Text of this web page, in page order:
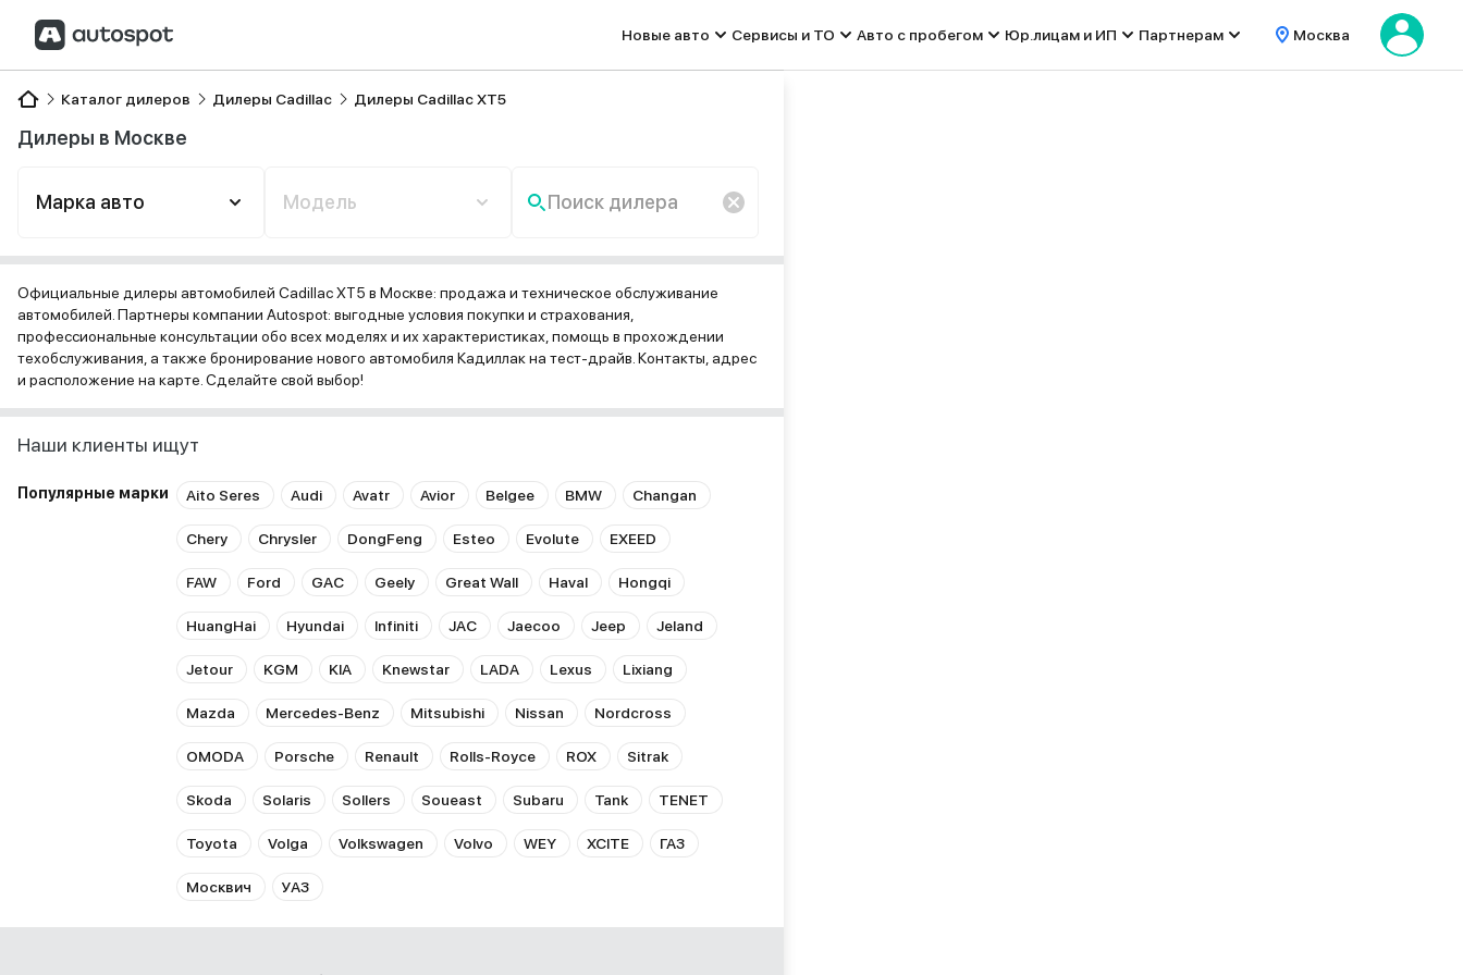
Новые авто Сервисы и ТО Авто с пробегом Юр.лицам и ИП Партнерам Москва
Каталог дилеров Дилеры Cadillac Дилеры Cadillac XT5
Дилеры в Москве
Марка авто Модель Поиск дилера
По запросу «» ничего не
Официальные дилеры автомобилей Cadillac XT5 в Москве: продажа и техническое обслуживание
автомобилей. Партнеры компании Autospot: выгодные условия покупки и страхования,
профессиональные консультации обо всех моделях и их характеристиках, помощь в прохождении
техобслуживания, а также бронирование нового автомобиля Кадиллак на тест-драйв. Контакты, адрес
и расположение на карте. Сделайте свой выбор!
Наши клиенты ищут
Популярные марки Aito Seres Audi Avatr Avior Belgee BMW Changan
Chery Chrysler DongFeng Esteo Evolute EXEED
FAW Ford GAC Geely Great Wall Haval Hongqi
HuangHai Hyundai Infiniti JAC Jaecoo Jeep Jeland
Jetour KGM KIA Knewstar LADA Lexus Lixiang
Mazda Mercedes-Benz Mitsubishi Nissan Nordcross
OMODA Porsche Renault Rolls-Royce ROX Sitrak
Skoda Solaris Sollers Soueast Subaru Tank TENET
Toyota Volga Volkswagen Volvo WEY XCITE ГАЗ
Москвич УАЗ